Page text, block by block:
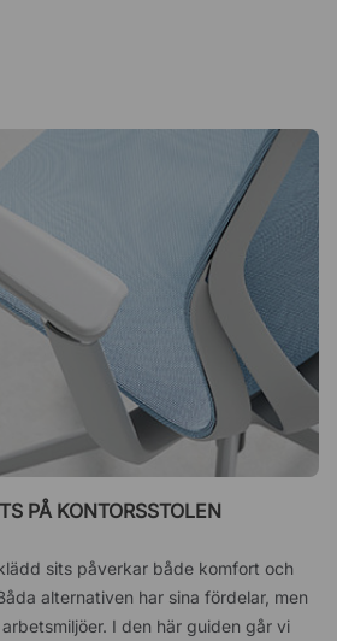
PÅ KONTORSSTOLEN
sits påverkar både komfort och
alternativen har sina fördelar, men
I den här guiden går vi